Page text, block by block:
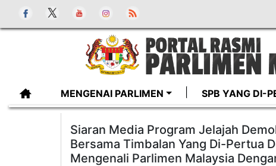
MENGENAI PARLIMEN SPB YANG DI-
Siaran Media Program Jelajah
Bersama Timbalan Yang Di-Pertua
Mengenali Parlimen Malaysia